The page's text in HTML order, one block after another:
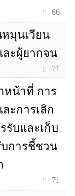
66
มุนเวียน
ละผู้ยากจน
71
หน้าที่ การ
ะการเลิก
รับและเก็บ
บการชี้ชวน
71